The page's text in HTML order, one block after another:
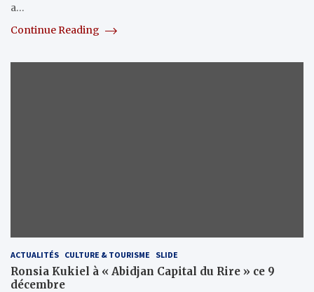
a…
Continue Reading
ACTUALITÉS CULTURE & TOURISME SLIDE
Ronsia Kukiel à « Abidjan Capital du Rire » ce 9
décembre